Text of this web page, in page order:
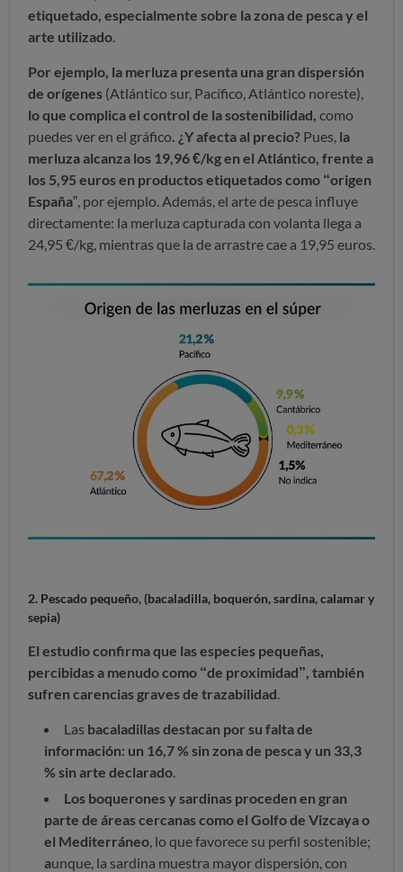
etiquetado, especialmente sobre la zona de pesca y el
arte utilizado
Por ejemplo, la merluza presenta una gran dispersión
de orígenes (Atlántico sur, Pacífico, Atlántico noreste),
lo que complica el control de la sostenibilidad, como
puedes ver en el gráfico . ¿Y afecta al precio? Pues, la
merluza alcanza los 19,96 €/kg en el Atlántico, frente a
los 5,95 euros en productos etiquetados como “origen
España”, por ejemplo. Además, el arte de pesca influye
directamente: la merluza capturada con volanta llega a
24,95 €/kg, mientras que la de arrastre cae a 19,95 euros.
2. Pescado pequeño, (bacaladilla, boquerón, sardina, calamar y
sepia)
El estudio confirma que las especies pequeñas,
percibidas a menudo como “de proximidad”, también
sufren carencias graves de trazabilidad.
Las bacaladillas destacan por su falta de
información: un 16,7 % sin zona de pesca y un 33,3
% sin arte declarado.
Los boquerones y sardinas proceden en gran
parte de áreas cercanas como el Golfo de Vizcaya o
el Mediterráneo, lo que favorece su perfil sostenible;
aunque, la sardina muestra mayor dispersión, con